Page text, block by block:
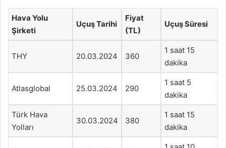
Hava Yolu
Şirketi
Uçuş Tarihi
Fiyat
(TL)
Uçuş Süresi
THY 20.03.2024 360
1 saat 15
dakika
Atlasglobal 25.03.2024 290
1 saat 5
dakika
Türk Hava
Yolları
30.03.2024 380
1 saat 15
dakika